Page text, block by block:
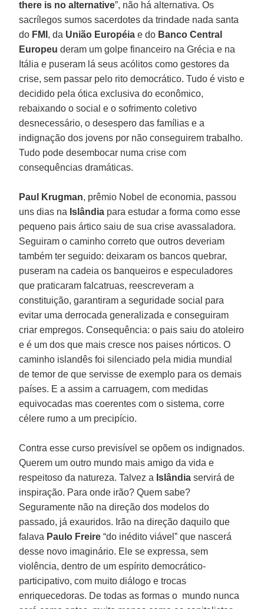
there is no alternative”, não há alternativa. Os
sacrílegos sumos sacerdotes da trindade nada santa
do FMI , da União Européia e do Banco Central
Europeuderam um golpe financeiro na Grécia e na
Itália e puseram lá seus acólitos como gestores da
crise, sem passar pelo rito democrático. Tudo é visto e
decidido pela ótica exclusiva do econômico,
rebaixando o social e o sofrimento coletivo
desnecessário, o desespero das famílias e a
indignação dos jovens por não conseguirem trabalho.
Tudo pode desembocar numa crise com
consequências dramáticas.
Paul Krugman, prêmio Nobel de economia, passou
uns dias na Islândia para estudar a forma como esse
pequeno pais ártico saiu de sua crise avassaladora.
Seguiram o caminho correto que outros deveriam
também ter seguido: deixaram os bancos quebrar,
puseram na cadeia os banqueiros e especuladores
que praticaram falcatruas, reescreveram a
constituição, garantiram a seguridade social para
evitar uma derrocada generalizada e conseguiram
criar empregos. Consequência: o pais saiu do atoleiro
e é um dos que mais cresce nos paises nórticos. O
caminho islandês foi silenciado pela midia mundial
de temor de que servisse de exemplo para os demais
países. E a assim a carruagem, com medidas
equivocadas mas coerentes com o sistema, corre
célere rumo a um precipício.
Contra esse curso previsível se opõem os indignados.
Querem um outro mundo mais amigo da vida e
respeitoso da natureza. Talvez a Islândiaservirá de
inspiração. Para onde irão? Quem sabe?
Seguramente não na direção dos modelos do
passado, já exauridos. Irão na direção daquilo que
falava Paulo Freire “do inédito viável” que nascerá
desse novo imaginário. Ele se expressa, sem
violência, dentro de um espírito democrático-
participativo, com muito diálogo e trocas
enriquecedoras. De todas as formas o mundo nunca